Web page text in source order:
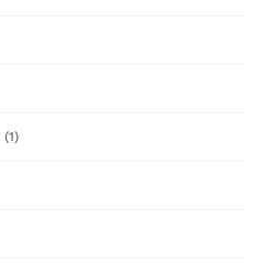
(1)